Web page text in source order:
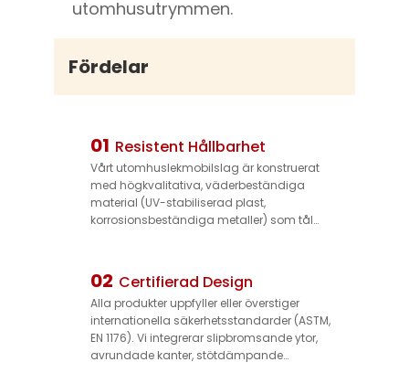
utomhusutrymmen.
Fördelar
01 Resistent Hållbarhet
Vårt utomhuslekmobilslag är konstruerat
med högkvalitativa, väderbeständiga
material (UV-stabiliserad plast,
korrosionsbeständiga metaller) som tål
strukturella integritet och levande färger i
åratal, vilket minskar kostnader för utbyte
och säkerställer långsiktig användbarhet.
02 Certifierad Design
Alla produkter uppfyller eller överstiger
internationella säkerhetsstandarder (ASTM,
EN 1176). Vi integrerar slipbromsande ytor,
avrundade kanter, stötdämpande